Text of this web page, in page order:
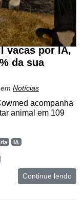
vacas por IA,
da sua
em Notícias
acompanha
animal em 109
IA
Continue lendo